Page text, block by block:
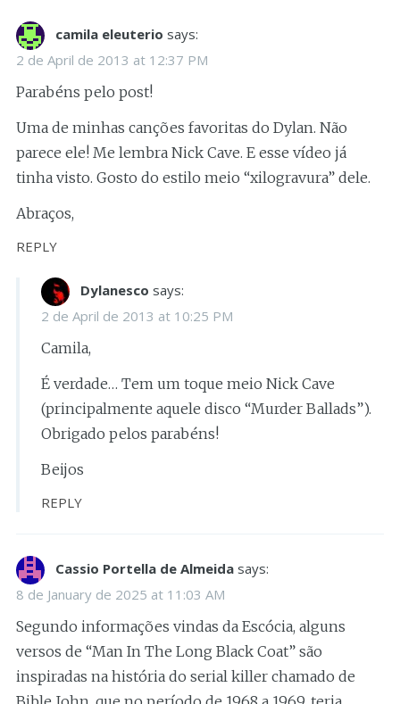
camila eleuterio says:
2 de April de 2013 at 12:37 PM
Parabéns pelo post!
Uma de minhas canções favoritas do Dylan. Não
parece ele! Me lembra Nick Cave. E esse vídeo já
tinha visto. Gosto do estilo meio “xilogravura” dele.
Abraços,
REPLY
Dylanesco says:
2 de April de 2013 at 10:25 PM
Camila,
É verdade… Tem um toque meio Nick Cave
(principalmente aquele disco “Murder Ballads”).
Obrigado pelos parabéns!
Beijos
REPLY
Cassio Portella de Almeida says:
8 de January de 2025 at 11:03 AM
Segundo informações vindas da Escócia, alguns
versos de “Man In The Long Black Coat” são
inspiradas na história do serial killer chamado de